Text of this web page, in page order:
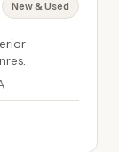
New & Used